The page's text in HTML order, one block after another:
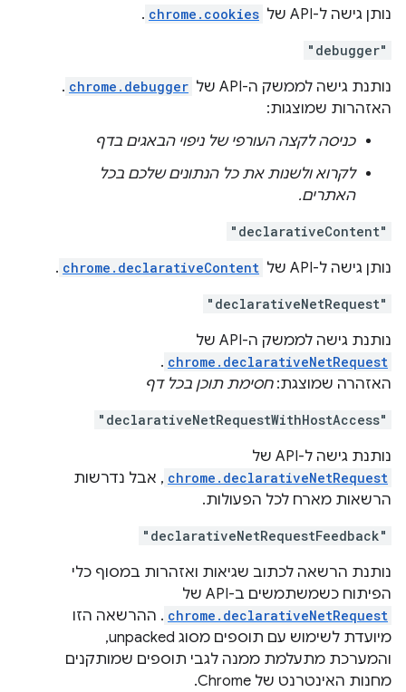
נותן גישה ל-API של chrome.cookies
.
"debugger"
נותנת גישה לממשק ה-API של chrome.debugger
.
האזהרות שמוצגות:
כניסה לקצה העורפי של ניפוי הבאגים בדף
לקרוא ולשנות את כל הנתונים שלכם בכל
האתרים.
"declarativeContent"
נותן גישה ל-API של chrome.declarativeContent
.
"declarativeNetRequest"
נותנת גישה לממשק ה-API של
chrome.declarativeNetRequest
.
האזהרה שמוצגת:חסימת תוכן בכל דף
"declarativeNetRequestWithHostAccess"
נותנת גישה ל-API של
chrome.declarativeNetRequest , אבל נדרשות
הרשאות מארח לכל הפעולות.
"declarativeNetRequestFeedback"
נותנת הרשאה לכתוב שגיאות ואזהרות במסוף כלי
הפיתוח כשמשתמשים ב-API של
chrome.declarativeNetRequest . ההרשאה הזו
מיועדת לשימוש עם תוספים מסוג unpacked,
והמערכת מתעלמת ממנה לגבי תוספים שמותקנים
מחנות האינטרנט של Chrome.